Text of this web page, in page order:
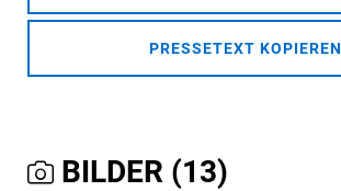
PRESSETEXT KOPIEREN
BILDER (13)